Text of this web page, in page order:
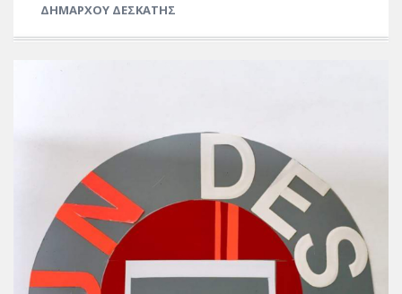
ΔΗΜΑΡΧΟΥ ΔΕΣΚΑΤΗΣ